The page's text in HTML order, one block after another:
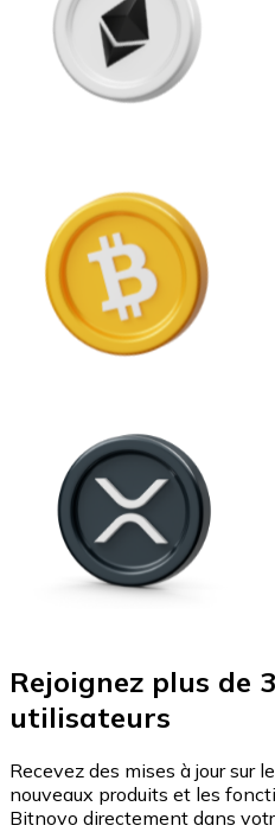
Rejoignez plus de
utilisateurs
Recevez des mises à jour sur
nouveaux produits et les
Bitnovo directement dans